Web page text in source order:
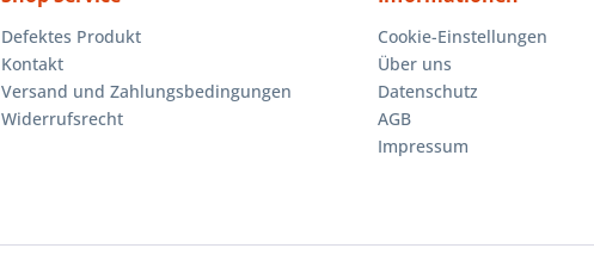
Defektes Produkt
Kontakt
Versand und Zahlungsbedingungen
Widerrufsrecht
Cookie-Einstellungen
Über uns
Datenschutz
AGB
Impressum